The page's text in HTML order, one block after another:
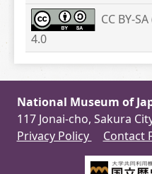
CC BY-
4.0
National Museum of
117 Jonai-cho, Sakura
Privacy Policy
Contact